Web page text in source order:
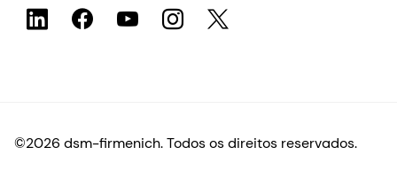
©2026 dsm-firmenich. Todos os direitos reservados.